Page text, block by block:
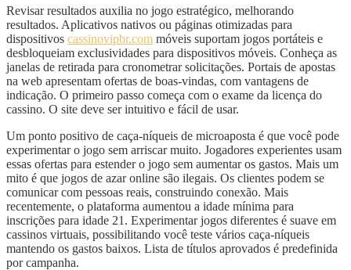
Revisar resultados auxilia no jogo estratégico, melhorando
resultados. Aplicativos nativos ou páginas otimizadas para
dispositivos cassinovipbr.com móveis suportam jogos portáteis e
desbloqueiam exclusividades para dispositivos móveis. Conheça as
janelas de retirada para cronometrar solicitações. Portais de apostas
na web apresentam ofertas de boas-vindas, com vantagens de
indicação. O primeiro passo começa com o exame da licença do
cassino. O site deve ser intuitivo e fácil de usar.
Um ponto positivo de caça-níqueis de microaposta é que você pode
experimentar o jogo sem arriscar muito. Jogadores experientes usam
essas ofertas para estender o jogo sem aumentar os gastos. Mais um
mito é que jogos de azar online são ilegais. Os clientes podem se
comunicar com pessoas reais, construindo conexão. Mais
recentemente, o plataforma aumentou a idade mínima para
inscrições para idade 21. Experimentar jogos diferentes é suave em
cassinos virtuais, possibilitando você teste vários caça-níqueis
mantendo os gastos baixos. Lista de títulos aprovados é predefinida
por campanha.